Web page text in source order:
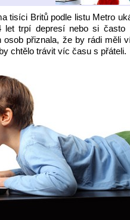
tisíci Britů podle listu Metro
trpí depresí nebo si často
osob přiznala, že by rádi měli
chtělo trávit víc času s přáteli.